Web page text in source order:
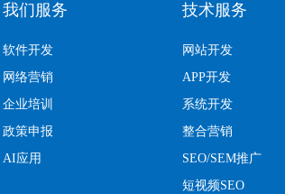
我们服务
软件开发
网络营销
企业培训
政策申报
AI应用
技术服务
网站开发
APP开发
系统开发
整合营销
SEO/SEM推广
短视频SEO